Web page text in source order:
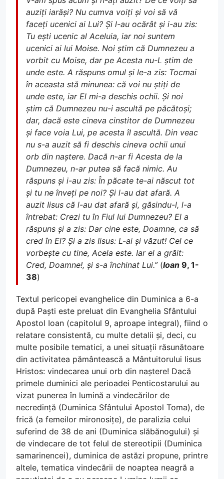
auziți iarăși? Nu cumva voiți și voi să vă
faceți ucenici ai Lui? Și l-au ocărât și i-au zis:
Tu ești ucenic al Aceluia, iar noi suntem
ucenici ai lui Moise. Noi știm că Dumnezeu a
vorbit cu Moise, dar pe Acesta nu-L știm de
unde este. A răspuns omul și le-a zis: Tocmai
în aceasta stă minunea: că voi nu știți de
unde este, iar El mi-a deschis ochii. Și noi
știm că Dumnezeu nu-i ascultă pe păcătoși;
dar, dacă este cineva cinstitor de Dumnezeu
și face voia Lui, pe acesta îl ascultă. Din veac
nu s-a auzit să fi deschis cineva ochii unui
orb din naștere. Dacă n-ar fi Acesta de la
Dumnezeu, n-ar putea să facă nimic. Au
răspuns și i-au zis: În păcate te-ai născut tot
și tu ne înveți pe noi? Și l-au dat afară. A
auzit Iisus că l-au dat afară și, găsindu-l, l-a
întrebat: Crezi tu în Fiul lui Dumnezeu? El a
răspuns și a zis: Dar cine este, Doamne, ca să
cred în El? Și a zis Iisus: L-ai și văzut! Cel ce
vorbește cu tine, Acela este. Iar el a grăit:
Cred, Doamne!, și s-a închinat Lui.”(Ioan 9, 1-
38)
Textul pericopei evanghelice din Duminica a 6-a
după Paști este preluat din Evanghelia Sfântului
Apostol Ioan (capitolul 9, aproape integral), fiind o
relatare consistentă, cu multe detalii și, deci, cu
multe posibile tematici, a unei situații răsunătoare
din activitatea pământească a Mântuitorului Iisus
Hristos: vindecarea unui orb din naștere! Dacă
primele duminici ale perioadei Penticostarului au
vizat punerea în lumină a vindecărilor de
necredință (Duminica Sfântului Apostol Toma), de
frică (a femeilor mironosițe), de paralizia celui
suferind de 38 de ani (Duminica slăbănogului) și
de vindecare de tot felul de stereotipii (Duminica
samarinencei), duminica de astăzi propune, printre
altele, tematica vindecării de noaptea neagră a